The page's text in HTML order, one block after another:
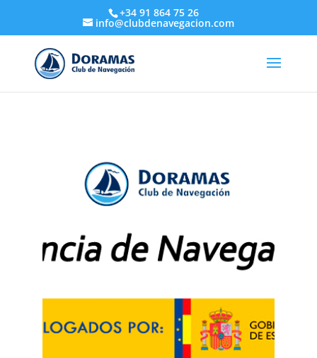
+34 91 864 75 26
info@clubdenavegacion.com